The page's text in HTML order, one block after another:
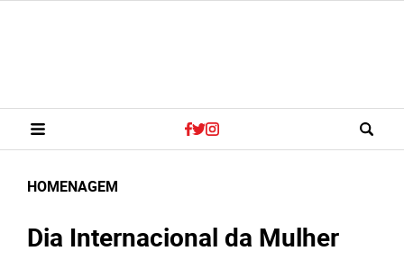
HOMENAGEM
Dia Internacional da Mulher